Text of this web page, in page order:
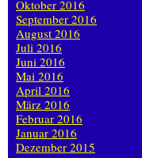
Oktober 2016
September 2016
August 2016
Juli 2016
Juni 2016
Mai 2016
April 2016
März 2016
Februar 2016
Januar 2016
Dezember 2015